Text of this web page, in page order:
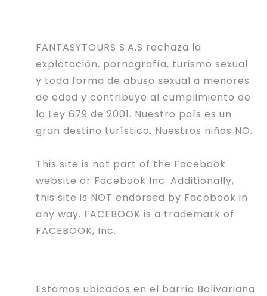
FANTASYTOURS S.A.S rechaza la
explotación, pornografía, turismo sexual
y toda forma de abuso sexual a menores
de edad y contribuye al cumplimiento de
la Ley 679 de 2001. Nuestro país es un
gran destino turístico. Nuestros niños NO.
This site is not part of the Facebook
website or Facebook Inc. Additionally,
this site is NOT endorsed by Facebook in
any way. FACEBOOK is a trademark of
FACEBOOK, Inc.
Estamos ubicados en el barrio Bolivariana